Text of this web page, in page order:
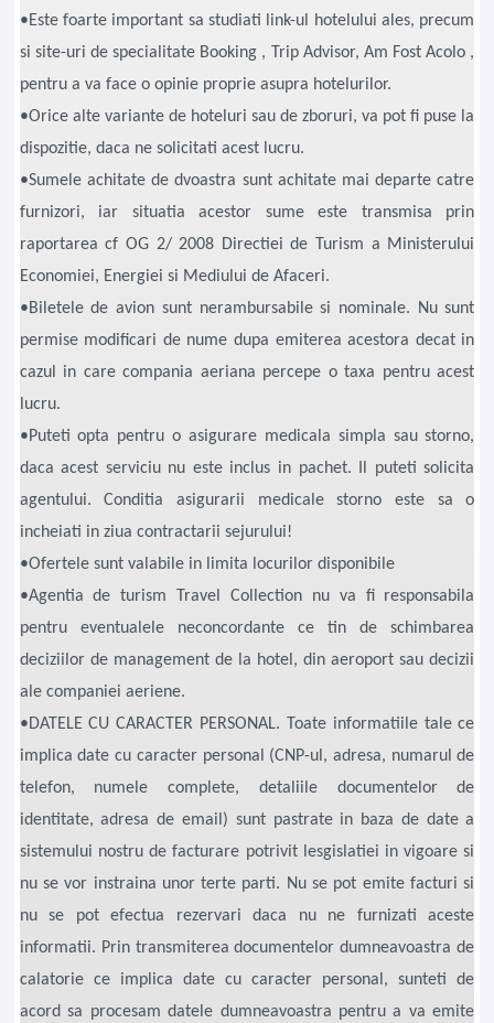
•Este foarte important sa studiati link-ul hotelului ales, precum
si site-uri de specialitate Booking , Trip Advisor, Am Fost Acolo ,
pentru a va face o opinie proprie asupra hotelurilor.
•Orice alte variante de hoteluri sau de zboruri, va pot fi puse la
dispozitie, daca ne solicitati acest lucru.
•Sumele achitate de dvoastra sunt achitate mai departe catre
furnizori, iar situatia acestor sume este transmisa prin
raportarea cf OG 2/ 2008 Directiei de Turism a Ministerului
Economiei, Energiei si Mediului de Afaceri.
•Biletele de avion sunt nerambursabile si nominale. Nu sunt
permise modificari de nume dupa emiterea acestora decat in
cazul in care compania aeriana percepe o taxa pentru acest
lucru.
•Puteti opta pentru o asigurare medicala simpla sau storno,
daca acest serviciu nu este inclus in pachet. Il puteti solicita
agentului. Conditia asigurarii medicale storno este sa o
incheiati in ziua contractarii sejurului!
•Ofertele sunt valabile in limita locurilor disponibile
•Agentia de turism Travel Collection nu va fi responsabila
pentru eventualele neconcordante ce tin de schimbarea
deciziilor de management de la hotel, din aeroport sau decizii
ale companiei aeriene.
•DATELE CU CARACTER PERSONAL. Toate informatiile tale ce
implica date cu caracter personal (CNP-ul, adresa, numarul de
telefon, numele complete, detaliile documentelor de
identitate, adresa de email) sunt pastrate in baza de date a
sistemului nostru de facturare potrivit lesgislatiei in vigoare si
nu se vor instraina unor terte parti. Nu se pot emite facturi si
nu se pot efectua rezervari daca nu ne furnizati aceste
informatii. Prin transmiterea documentelor dumneavoastra de
calatorie ce implica date cu caracter personal, sunteti de
acord sa procesam datele dumneavoastra pentru a va emite